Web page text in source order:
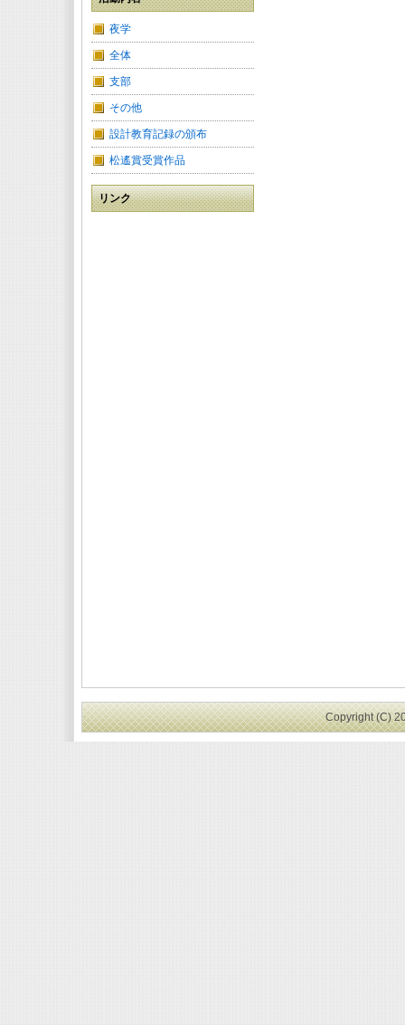
夜学
全体
支部
その他
設計教育記録の頒布
松遙賞受賞作品
リンク
Copyright (C)